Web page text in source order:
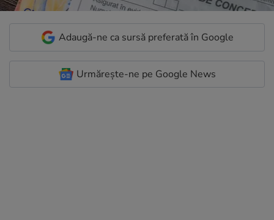
Adaugă-ne ca sursă preferată în Google
Urmărește-ne pe Google News